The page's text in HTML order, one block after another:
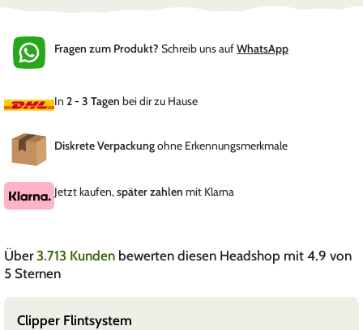
Fragen zum Produkt? Schreib uns aufWhatsApp
In 2 - 3 Tagen bei dir zu Hause
Diskrete Verpackungohne Erkennungsmerkmale
Jetzt kaufen,später zahlen mit Klarna
Über3.713 Kunden bewerten diesen Headshop mit 4.9 von
5 Sternen
Clipper Flintsystem